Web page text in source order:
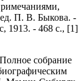
П. В. Быкова. -
1913. - 468 с., [1]
собрание